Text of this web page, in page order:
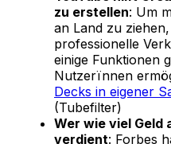
zu erstellen: Um
an Land zu
professionelle
einige Funktionen
Nutzerïnnen
Decks in eigener
(Tubefilter)
Wer wie viel Geld
verdient: Forbes